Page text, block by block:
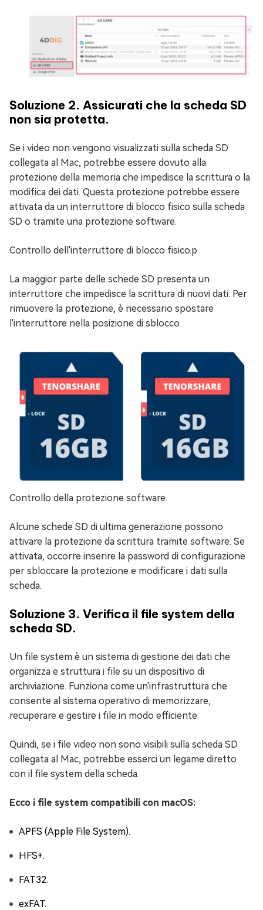
Soluzione 2. Assicurati che la scheda SD
non sia protetta.
Se i video non vengono visualizzati sulla scheda SD
collegata al Mac, potrebbe essere dovuto alla
protezione della memoria che impedisce la scrittura o la
modifica dei dati. Questa protezione potrebbe essere
attivata da un interruttore di blocco fisico sulla scheda
SD o tramite una protezione software.
Controllo dell'interruttore di blocco fisico.p
La maggior parte delle schede SD presenta un
interruttore che impedisce la scrittura di nuovi dati. Per
rimuovere la protezione, è necessario spostare
l'interruttore nella posizione di sblocco.
Controllo della protezione software.
Alcune schede SD di ultima generazione possono
attivare la protezione da scrittura tramite software. Se
attivata, occorre inserire la password di configurazione
per sbloccare la protezione e modificare i dati sulla
scheda.
Soluzione 3. Verifica il file system della
scheda SD.
Un file system è un sistema di gestione dei dati che
organizza e struttura i file su un dispositivo di
archiviazione. Funziona come un'infrastruttura che
consente al sistema operativo di memorizzare,
recuperare e gestire i file in modo efficiente.
Quindi, se i file video non sono visibili sulla scheda SD
collegata al Mac, potrebbe esserci un legame diretto
con il file system della scheda.
Ecco i file system compatibili con macOS:
APFS (Apple File System).
HFS+.
FAT32.
exFAT.